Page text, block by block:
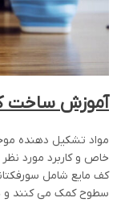
آموزش ساخت
مواد تشکیل دهنده
خاص و کاربرد مورد
کف مایع شامل
سطوح کمک می کنند و